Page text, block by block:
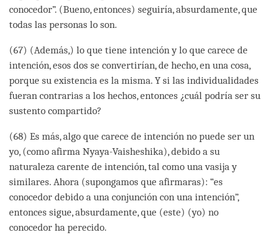
conocedor”. (Bueno, entonces) seguiría, absurdamente, que
todas las personas lo son.
(67) (Además,) lo que tiene intención y lo que carece de
intención, esos dos se convertirían, de hecho, en una cosa,
porque su existencia es la misma. Y si las individualidades
fueran contrarias a los hechos, entonces ¿cuál podría ser su
sustento compartido?
(68) Es más, algo que carece de intención no puede ser un
yo, (como afirma Nyaya-Vaisheshika), debido a su
naturaleza carente de intención, tal como una vasija y
similares. Ahora (supongamos que afirmaras): “es
conocedor debido a una conjunción con una intención”,
entonces sigue, absurdamente, que (este) (yo) no
conocedor ha perecido.